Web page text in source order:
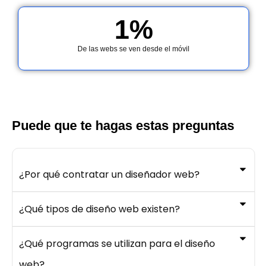
De las webs se ven desde el móvil
1%
Puede que te hagas estas preguntas
¿Por qué contratar un diseñador web?
¿Qué tipos de diseño web existen?
¿Qué programas se utilizan para el diseño